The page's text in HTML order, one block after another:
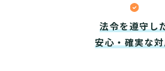
法令を遵守し
安心・確実な